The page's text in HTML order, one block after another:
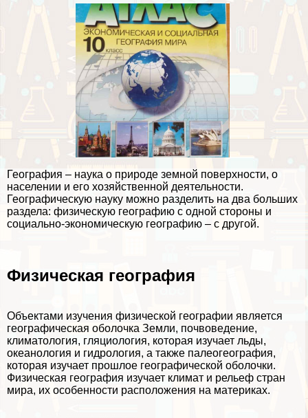
География – наука о природе земной поверхности, о
населении и его хозяйственной деятельности.
Географическую науку можно разделить на два больших
раздела: физическую географию с одной стороны и
социально-экономическую географию – с другой.
Физическая география
Объектами изучения физической географии является
географическая оболочка Земли, почвоведение,
климатология, гляциология, которая изучает льды,
океанология и гидрология, а также палеогеография,
которая изучает прошлое географической оболочки.
Физическая география изучает климат и рельеф стран
мира, их особенности расположения на материках.